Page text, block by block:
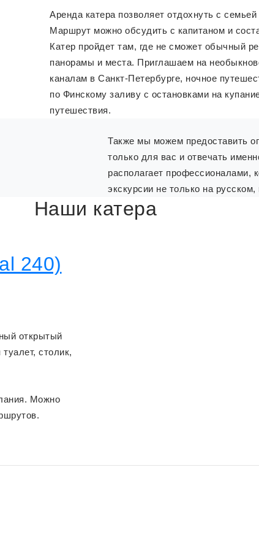
Аренда катера позволяет отдохнуть с
Маршрут можно обсудить с капитаном и
Катер пройдет там, где не сможет обычный
панорамы и места. Приглашаем на
каналам в Санкт-Петербурге, ночное
по Финскому заливу с остановками на
путешествия.
Также мы можем предоставить
только для вас и отвечать
располагает профессионалами,
экскурсии не только на
Наши катера
240)
открытый
столик,
Можно